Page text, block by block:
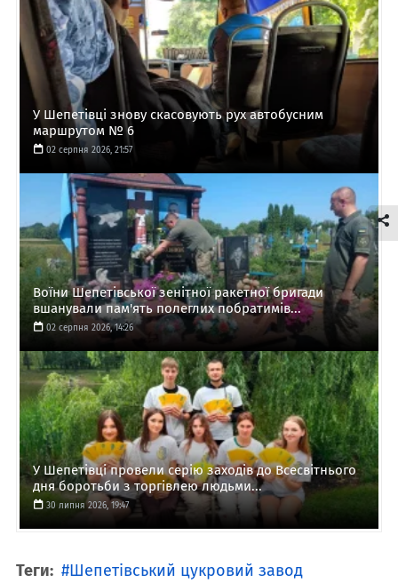
У Шепетівці знову скасовують рух автобусним
маршрутом № 6
02 серпня 2026, 21:57
Воїни Шепетівської зенітної ракетної бригади
вшанували пам'ять полеглих побратимів...
02 серпня 2026, 14:26
У Шепетівці провели серію заходів до Всесвітнього
дня боротьби з торгівлею людьми...
30 липня 2026, 19:47
Теги:
Шепетівський цукровий завод